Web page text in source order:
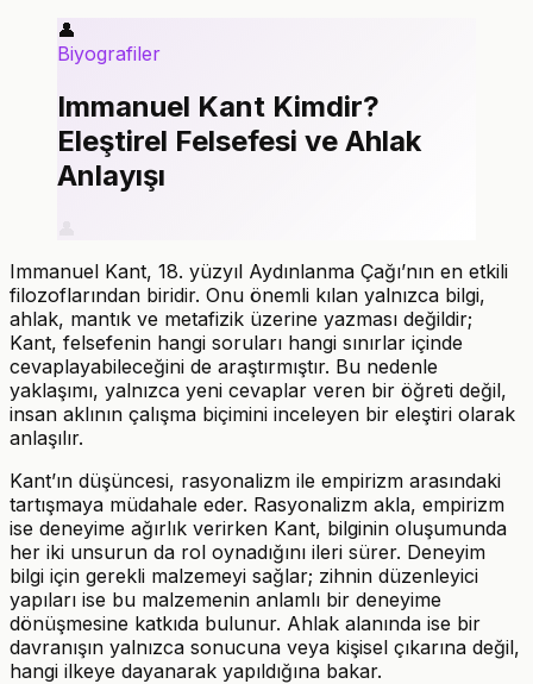
👤
Biyografiler
Immanuel Kant Kimdir?
Eleştirel Felsefesi ve Ahlak
Anlayışı
Immanuel Kant, 18. yüzyıl Aydınlanma Çağı’nın en etkili
filozoflarından biridir. Onu önemli kılan yalnızca bilgi,
ahlak, mantık ve metafizik üzerine yazması değildir;
Kant, felsefenin hangi soruları hangi sınırlar içinde
cevaplayabileceğini de araştırmıştır. Bu nedenle
yaklaşımı, yalnızca yeni cevaplar veren bir öğreti değil,
insan aklının çalışma biçimini inceleyen bir eleştiri olarak
anlaşılır.
Kant’ın düşüncesi, rasyonalizm ile empirizm arasındaki
tartışmaya müdahale eder. Rasyonalizm akla, empirizm
ise deneyime ağırlık verirken Kant, bilginin oluşumunda
her iki unsurun da rol oynadığını ileri sürer. Deneyim
bilgi için gerekli malzemeyi sağlar; zihnin düzenleyici
yapıları ise bu malzemenin anlamlı bir deneyime
dönüşmesine katkıda bulunur. Ahlak alanında ise bir
davranışın yalnızca sonucuna veya kişisel çıkarına değil,
hangi ilkeye dayanarak yapıldığına bakar.